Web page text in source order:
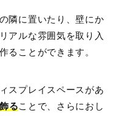
隣に置いたり、壁にか
アルな雰囲気を取り入
ることができます。
スプレイスペースがあ
ることで、さらにおし